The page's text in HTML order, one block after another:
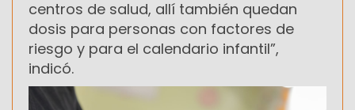
centros de salud, allí también quedan
dosis para personas con factores de
riesgo y para el calendario infantil”,
indicó.